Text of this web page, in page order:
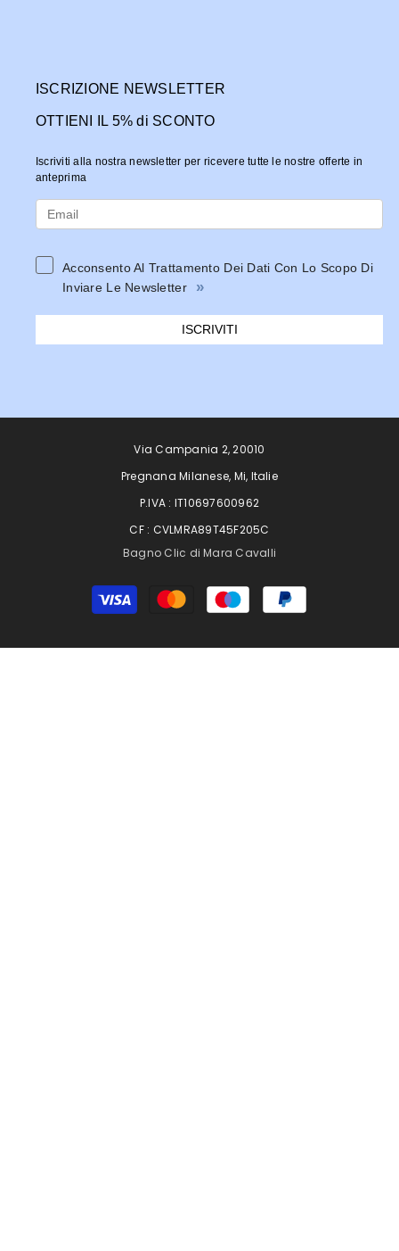
ISCRIZIONE NEWSLETTER
OTTIENI IL 5% di SCONTO
Iscriviti alla nostra newsletter per ricevere tutte le nostre offerte in
anteprima
Acconsento Al Trattamento Dei Dati Con Lo Scopo Di
Inviare Le Newsletter
»
ISCRIVITI
Via Campania 2, 20010
Pregnana Milanese, Mi, Italie
P.IVA : IT10697600962
CF : CVLMRA89T45F205C
Bagno Clic di Mara Cavalli
Moyens
de